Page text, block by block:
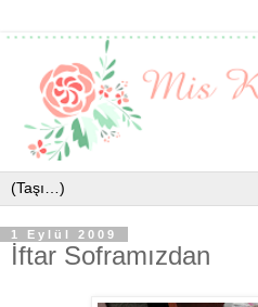
1 Eylül 2009
İftar Soframızdan